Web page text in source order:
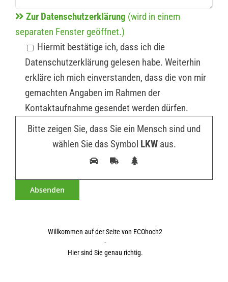
Zur Datenschutzerklärung (wird in einem
separaten Fenster geöffnet.)
Hiermit bestätige ich, dass ich die
Datenschutzerklärung gelesen habe. Weiterhin
erkläre ich mich einverstanden, dass die von mir
gemachten Angaben im Rahmen der
Kontaktaufnahme gesendet werden dürfen.
Bitte zeigen Sie, dass Sie ein Mensch sind und
wählen Sie das Symbol LKWaus.
Willkommen auf der Seite von ECOhoch2
-
Hier sind Sie genau richtig.